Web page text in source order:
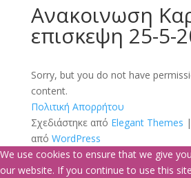
Ανακοινωση
επισκεψη 25-5-
Sorry, but you do not have
content.
Πολιτική Απορρήτου
Σχεδιάστηκε από Elegant Themes
από WordPress
We use cookies to ensure that we give
our website. If you continue to use this